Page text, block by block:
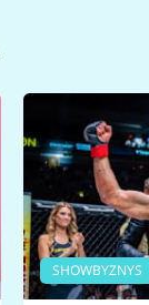
SHOWBYZNYS